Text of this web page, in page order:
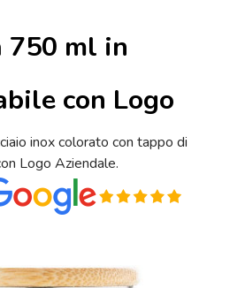
con logo. Economiche,
ml in acciaio inox Personalizzabile
750 ml in
con Logo
inox colorato con tappo di
Logo Aziendale.